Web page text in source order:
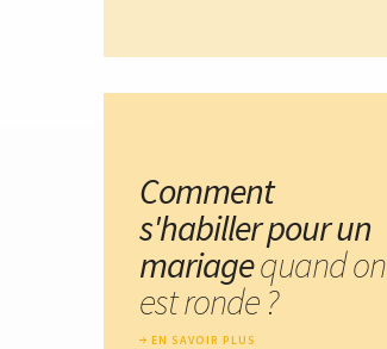
Comment
s'habiller pour un
mariagequand on
est ronde ?
EN SAVOIR PLUS